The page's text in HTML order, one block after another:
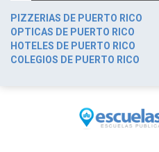
PIZZERIAS DE PUERTO RICO
OPTICAS DE PUERTO RICO
HOTELES DE PUERTO RICO
COLEGIOS DE PUERTO RICO